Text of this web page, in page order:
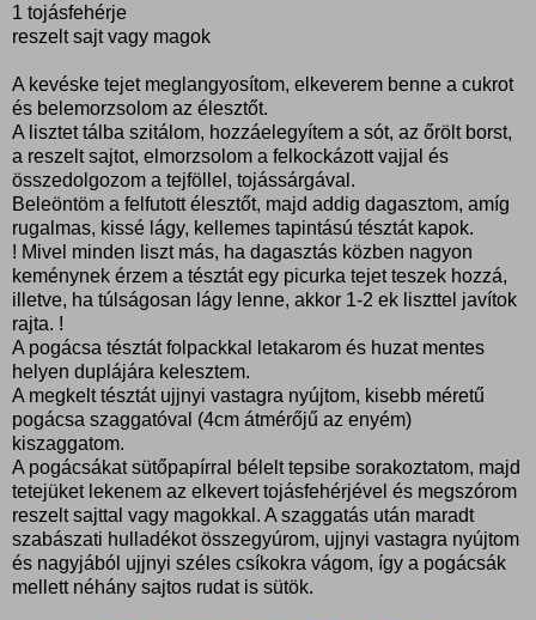
1 tojásfehérje
reszelt sajt vagy magok
A kevéske tejet meglangyosítom, elkeverem benne a cukrot
és belemorzsolom az élesztőt.
A lisztet tálba szitálom, hozzáelegyítem a sót, az őrölt borst,
a reszelt sajtot, elmorzsolom a felkockázott vajjal és
összedolgozom a tejföllel, tojássárgával.
Beleöntöm a felfutott élesztőt, majd addig dagasztom, amíg
rugalmas, kissé lágy, kellemes tapintású tésztát kapok.
! Mivel minden liszt más, ha dagasztás közben nagyon
keménynek érzem a tésztát egy picurka tejet teszek hozzá,
illetve, ha túlságosan lágy lenne, akkor 1-2 ek liszttel javítok
rajta. !
A pogácsa tésztát folpackkal letakarom és huzat mentes
helyen duplájára kelesztem.
A megkelt tésztát ujjnyi vastagra nyújtom, kisebb méretű
pogácsa szaggatóval (4cm átmérőjű az enyém)
kiszaggatom.
A pogácsákat sütőpapírral bélelt tepsibe sorakoztatom, majd
tetejüket lekenem az elkevert tojásfehérjével és megszórom
reszelt sajttal vagy magokkal. A szaggatás után maradt
szabászati hulladékot összegyúrom, ujjnyi vastagra nyújtom
és nagyjából ujjnyi széles csíkokra vágom, így a pogácsák
mellett néhány sajtos rudat is sütök.